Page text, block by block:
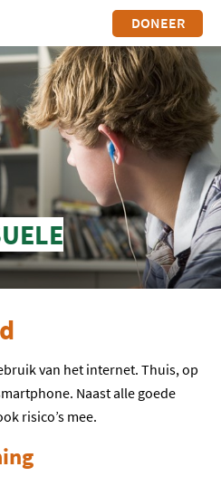
DONEER
van het internet. Thuis, op
Naast alle goede
risico’s mee.